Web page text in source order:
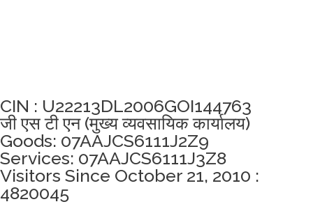
CIN : U22213DL2006GOI144763
जी एस टी एन (मुख्य व्यवसायिक कार्यालय)
Goods: 07AAJCS6111J2Z9
Services: 07AAJCS6111J3Z8
Visitors Since October 21, 2010 :
4820045